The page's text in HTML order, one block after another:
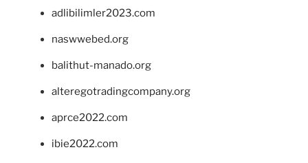
adlibilimler2023.com
naswwebed.org
balithut-manado.org
alteregotradingcompany.org
aprce2022.com
ibie2022.com